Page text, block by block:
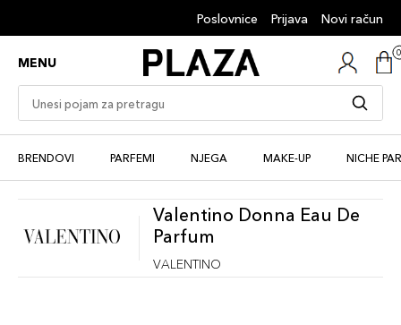
Poslovnice Prijava Novi račun
MENU
BRENDOVI PARFEMI NJEGA MAKE-UP NICHE
Valentino Donna Eau De
Parfum
VALENTINO